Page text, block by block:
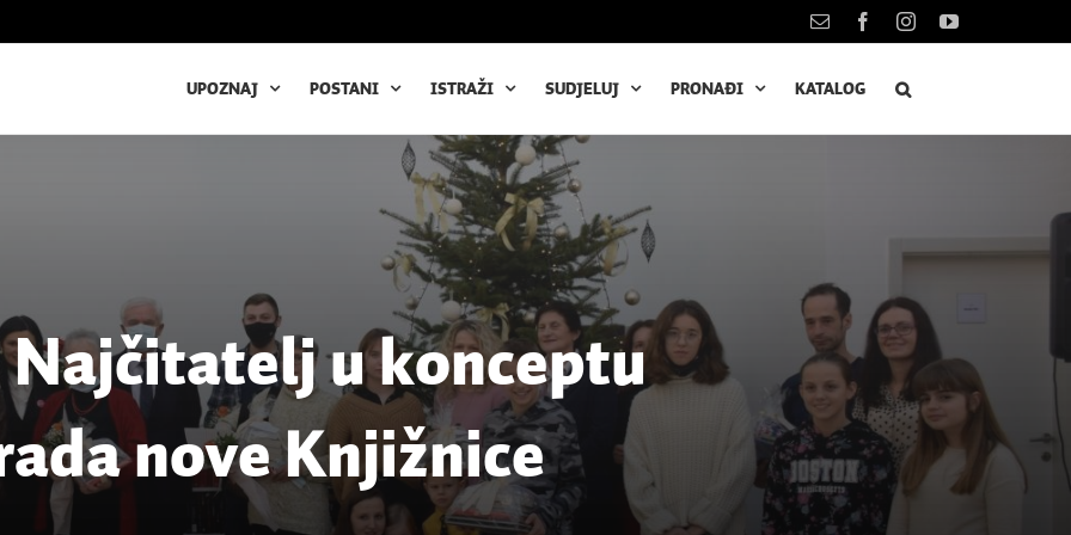
KontaktFacebookInstagramYouTube
UPOZNAJ POSTANI ISTRAŽI SUDJELUJ PRONAĐI KATALOG
Najčitatelj u konceptu
nove Knjižnice